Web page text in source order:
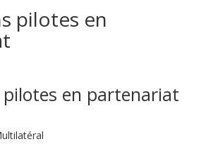
pilotes en
en partenariat